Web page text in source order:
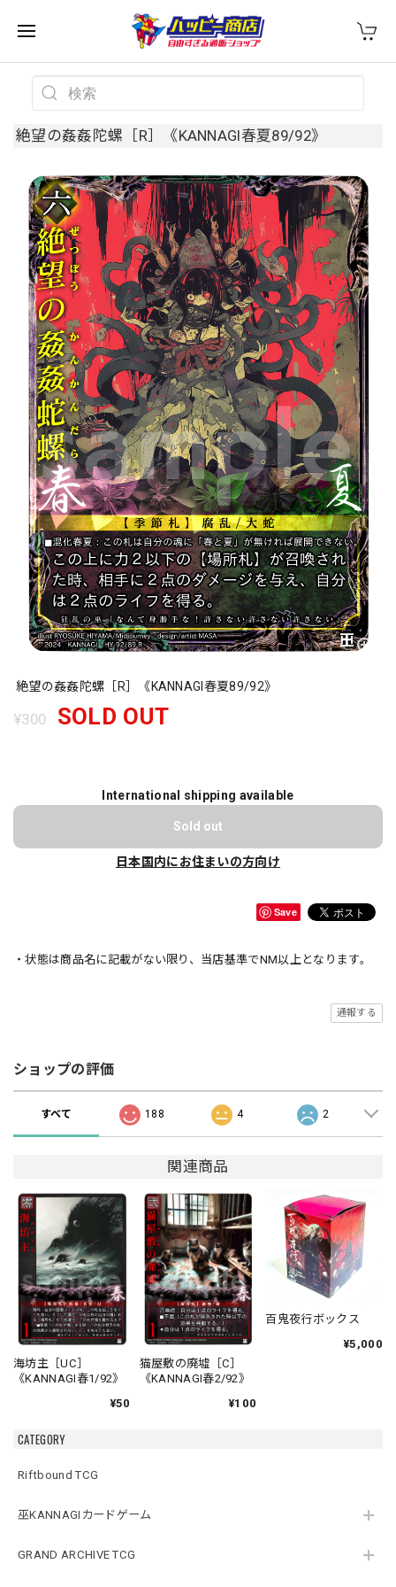
CATEGORY
Riftbound TCG
巫KANNAGIカードゲーム
GRAND ARCHIVE TCG
絶望の姦姦陀螺［R］《KANNAGI春夏89/92》
絶望の姦姦陀螺［R］《KANNAGI春夏89/92》
¥300 SOLD OUT
International shipping available
Sold out
日本国内にお住まいの方向け
Save
・状態は商品名に記載がない限り、当店基準でNM以上となります。
通報する
ショップの評価
すべて 188 4 2
関連商品
海坊主［UC］
《KANNAGI春1/92》
¥50
猫屋敷の廃墟［C］
《KANNAGI春2/92》
¥100
百鬼夜行ボックス
¥5,000